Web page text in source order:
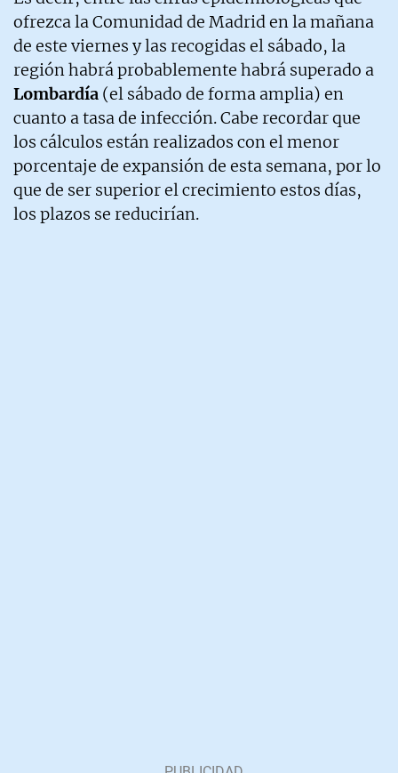
ofrezca la Comunidad de Madrid en la mañana
de este viernes y las recogidas el sábado, la
región habrá probablemente habrá superado a
Lombardía (el sábado de forma amplia) en
cuanto a tasa de infección. Cabe recordar que
los cálculos están realizados con el menor
porcentaje de expansión de esta semana, por lo
que de ser superior el crecimiento estos días,
los plazos se reducirían.